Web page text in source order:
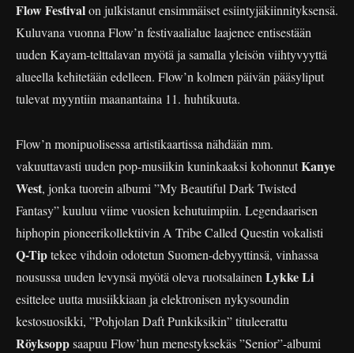
Flow Festivalon julkistanut ensimmäiset esiintyjäkiinnityksensä.
Kuluvana vuonna Flow’n festivaalialue laajenee entisestään
uuden Kayam-telttalavan myötä ja samalla yleisön viihtyvyyttä
alueella kehitetään edelleen. Flow’n kolmen päivän pääsyliput
tulevat myyntiin maanantaina 11. huhtikuuta.
Flow’n monipuolisessa artistikaartissa nähdään mm.
vakuuttavasti uuden pop-musiikin kuninkaaksi kohonnutKanye
West, jonka tuorein albumi ”My Beautiful Dark Twisted
Fantasy” kuuluu viime vuosien kehutuimpiin. Legendaarisen
hiphopin pioneerikollektiivin A Tribe Called Questin vokalisti
Q-Tiptekee vihdoin odotetun Suomen-debyyttinsä, vinhassa
nousussa uuden levynsä myötä oleva ruotsalainen Lykke Li
esittelee uutta musiikkiaan ja elektronisen nykysoundin
kestosuosikki, ”Pohjolan Daft Punkiksikin” tituleerattu
Röyksoppsaapuu Flow’hun menestyksekäs ”Senior”-albumi